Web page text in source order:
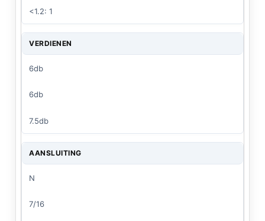
<1.2: 1
VERDIENEN
6db
6db
7.5db
AANSLUITING
N
7/16